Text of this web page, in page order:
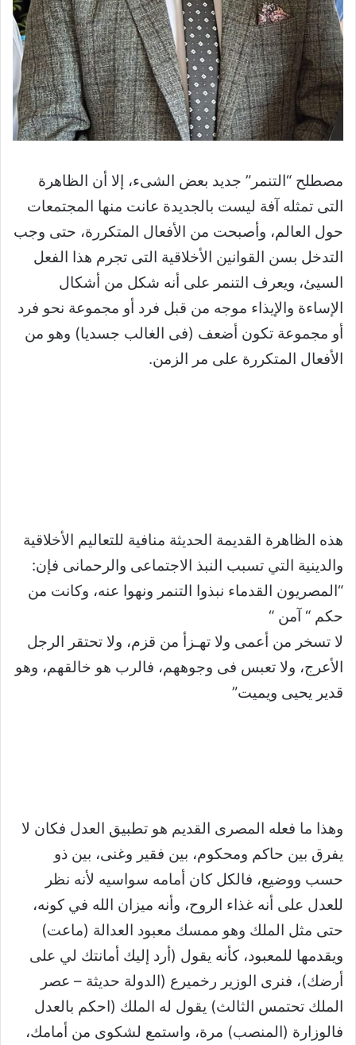
مصطلح “التنمر” جديد بعض الشىء، إلا أن الظاهرة
التى تمثله آفة ليست بالجديدة عانت منها المجتمعات
حول العالم، وأصبحت من الأفعال المتكررة، حتى وجب
التدخل بسن القوانين الأخلاقية التى تجرم هذا الفعل
السيئ، ويعرف التنمر على أنه شكل من أشكال
الإساءة والإيذاء موجه من قبل فرد أو مجموعة نحو فرد
أو مجموعة تكون أضعف (فى الغالب جسديا) وهو من
الأفعال المتكررة على مر الزمن.
هذه الظاهرة القديمة الحديثة منافية للتعاليم الأخلاقية
والدينية التي تسبب النبذ الاجتماعى والرحمانى فإن:
“المصريون القدماء نبذوا التنمر ونهوا عنه، وكانت من
حكم “ آمن “
لا تسخر من أعمى ولا تهـزأ من قزم، ولا تحتقر الرجل
الأعرج، ولا تعبس فى وجوههم، فالرب هو خالقهم، وهو
قدير يحيى ويميت”
وهذا ما فعله المصرى القديم هو تطبيق العدل فكان لا
يفرق بين حاكم ومحكوم، بين فقير وغنى، بين ذو
حسب ووضيع، فالكل كان أمامه سواسيه لأنه نظر
للعدل على أنه غذاء الروح، وأنه ميزان الله في كونه،
حتى مثل الملك وهو ممسك معبود العدالة (ماعت)
ويقدمها للمعبود، كأنه يقول (أرد إليك أمانتك لي على
أرضك)، فنرى الوزير رخميرع (الدولة حديثة – عصر
الملك تحتمس الثالث) يقول له الملك (احكم بالعدل
فالوزارة (المنصب) مرة، واستمع لشكوى من أمامك،